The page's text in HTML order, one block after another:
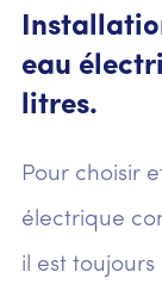
eau
litres.
Pour choisir
électrique
il est